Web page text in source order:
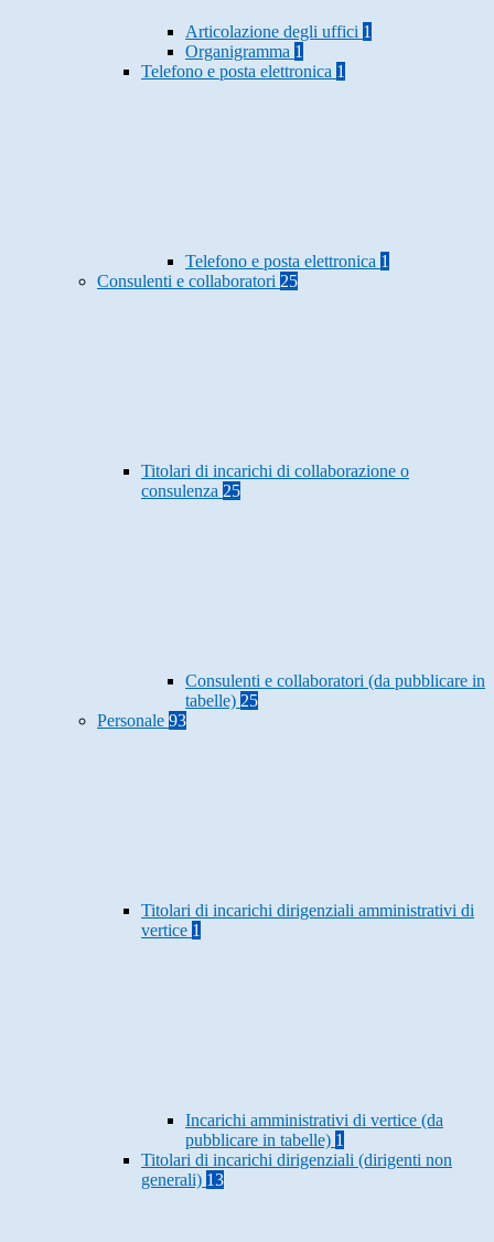
Articolazione degli uffici 1
Organigramma 1
Telefono e posta elettronica 1
Telefono e posta elettronica 1
Consulenti e collaboratori 25
Titolari di incarichi di collaborazione o
consulenza 25
Consulenti e collaboratori (da pubblicare in
tabelle) 25
Personale 93
Titolari di incarichi dirigenziali amministrativi di
vertice 1
Incarichi amministrativi di vertice (da
pubblicare in tabelle) 1
Titolari di incarichi dirigenziali (dirigenti non
generali) 13